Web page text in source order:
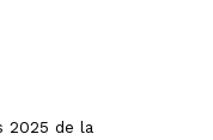
2025 de la